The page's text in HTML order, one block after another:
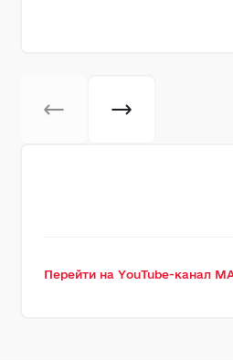
Перейти на YouTube-канал